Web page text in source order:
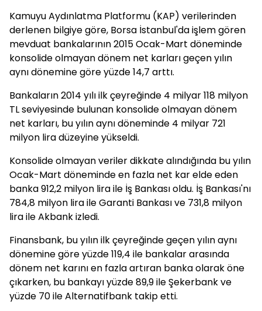
Kamuyu Aydınlatma Platformu (KAP) verilerinden
derlenen bilgiye göre, Borsa İstanbul'da işlem gören
mevduat bankalarının 2015 Ocak-Mart döneminde
konsolide olmayan dönem net karları geçen yılın
aynı dönemine göre yüzde 14,7 arttı.
Bankaların 2014 yılı ilk çeyreğinde 4 milyar 118 milyon
TL seviyesinde bulunan konsolide olmayan dönem
net karları, bu yılın aynı döneminde 4 milyar 721
milyon lira düzeyine yükseldi.
Konsolide olmayan veriler dikkate alındığında bu yılın
Ocak-Mart döneminde en fazla net kar elde eden
banka 912,2 milyon lira ile İş Bankası oldu. İş Bankası'nı
784,8 milyon lira ile Garanti Bankası ve 731,8 milyon
lira ile Akbank izledi.
Finansbank, bu yılın ilk çeyreğinde geçen yılın aynı
dönemine göre yüzde 119,4 ile bankalar arasında
dönem net karını en fazla artıran banka olarak öne
çıkarken, bu bankayı yüzde 89,9 ile Şekerbank ve
yüzde 70 ile Alternatifbank takip etti.